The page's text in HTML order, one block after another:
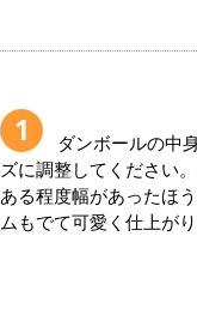
1
ダンボールの中
ズに調整してください
ある程度幅があったほ
ムもでて可愛く仕上がり